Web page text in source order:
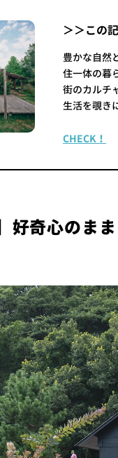
＞＞この
豊かな自然
住一体の暮
街のカルチ
生活を覗き
CHECK！
奇心のまま